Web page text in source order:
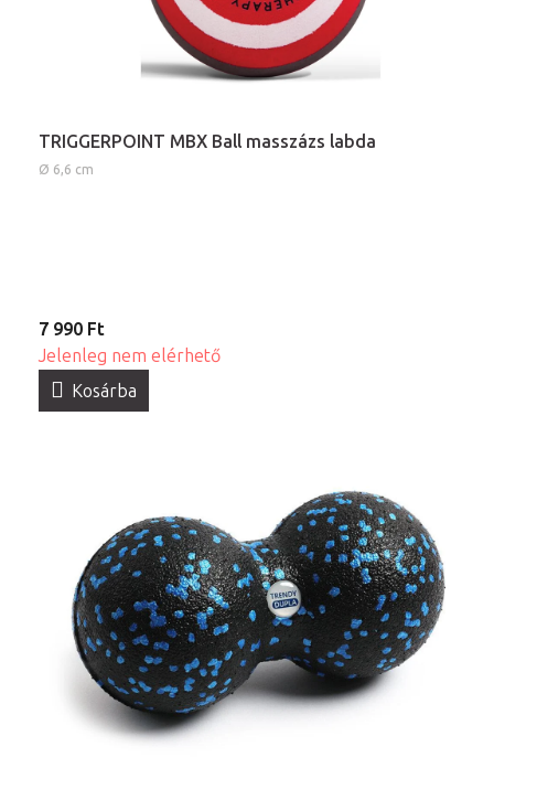
TRIGGERPOINT MBX Ball masszázs labda
Ø 6,6 cm
7 990 Ft
Jelenleg nem elérhető
Kosárba